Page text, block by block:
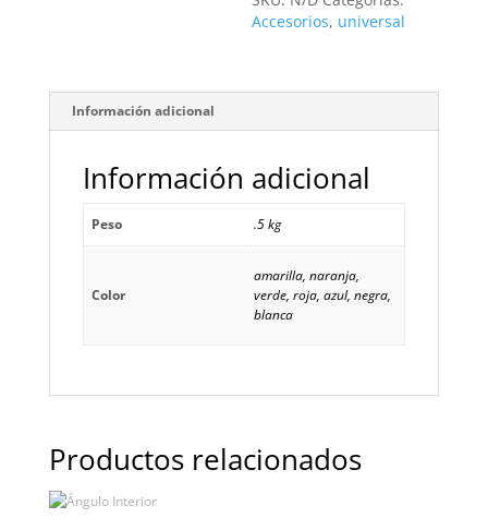
Accesorios, universal
Información adicional
Información adicional
Peso .5 kg
Color
amarilla, naranja,
verde, roja, azul, negra,
blanca
Productos relacionados